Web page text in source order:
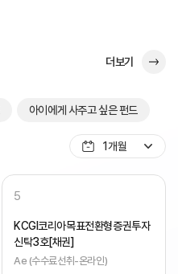
더보기
1개월
아이에게 사주고 싶은 펀드
5
KCGI코리아목표전환형증권투자
신탁3호[채권]
Ae (수수료선취-온라인)